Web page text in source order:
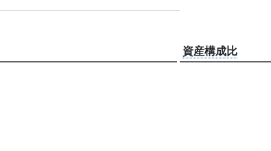
資産構成比